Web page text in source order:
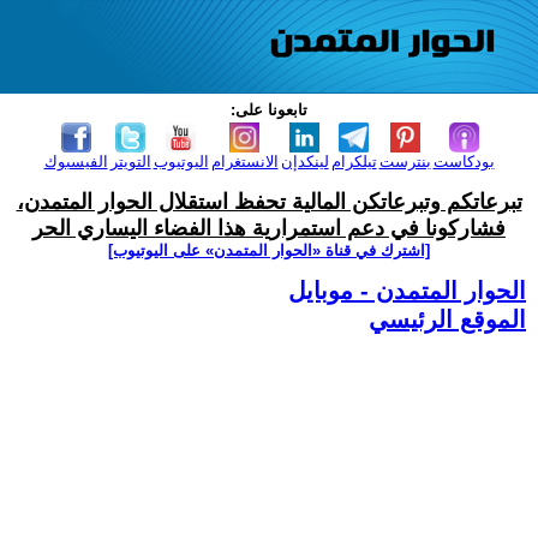
تابعونا على:
الفيسبوك التويتر اليوتيوب الانستغرام لينكدإن تيلكرامبنترست بودكاست
تبرعاتكم وتبرعاتكن المالية تحفظ استقلال الحوار المتمدن،
فشاركونا في دعم استمرارية هذا الفضاء اليساري الحر
[اشترك في قناة ‫«الحوار المتمدن» على اليوتيوب]
الحوار المتمدن - موبايل
الموقع الرئيسي